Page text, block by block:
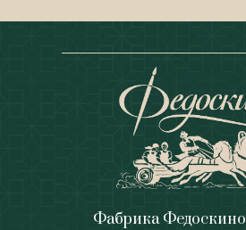
Фабрика Федоскино